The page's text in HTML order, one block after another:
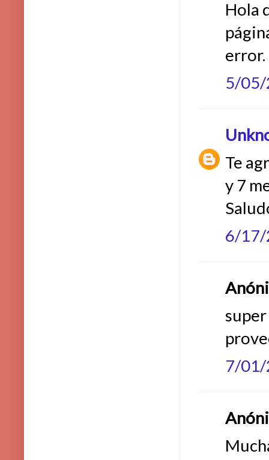
Hola
error.
5/
Te
y 7
6/
super
7/